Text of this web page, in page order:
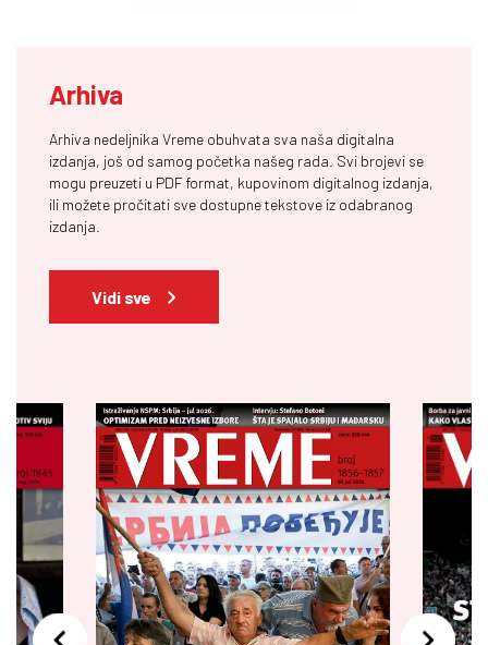
Arhiva
Arhiva nedeljnika Vreme obuhvata sva naša digitalna
izdanja, još od samog početka našeg rada. Svi brojevi se
mogu preuzeti u PDF format, kupovinom digitalnog izdanja,
ili možete pročitati sve dostupne tekstove iz odabranog
izdanja.
Vidi sve